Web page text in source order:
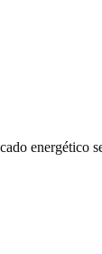
energético